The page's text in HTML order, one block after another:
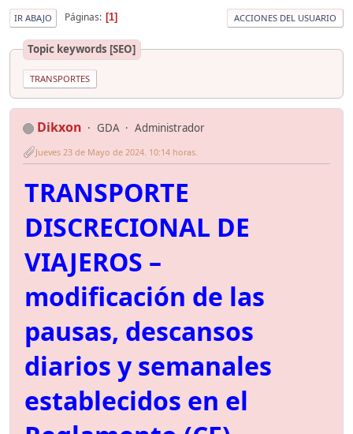
IR ABAJO Páginas 1 ACCIONES DEL USUARIO
Topic keywords [SEO]
TRANSPORTES
Dikxon GDA Administrador
Jueves 23 de Mayo de 2024. 10:14 horas.
TRANSPORTE
DISCRECIONAL DE
VIAJEROS –
modificación de las
pausas, descansos
diarios y semanales
establecidos en el